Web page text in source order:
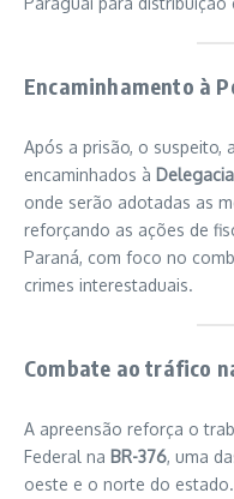
Encaminhamento à
Após a prisão, o suspeito,
encaminhados à
onde serão adotadas as
reforçando as ações de
Paraná, com foco no
crimes interestaduais.
Combate ao tráfico
A apreensão reforça o
Federal na BR-376, uma
oeste e o norte do